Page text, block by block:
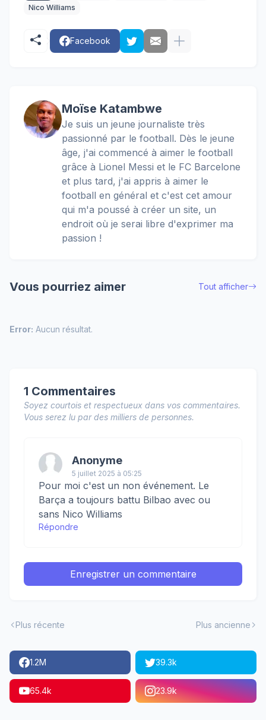
Nico Williams
Facebook
Moïse Katambwe
Je suis un jeune journaliste très
passionné par le football. Dès le jeune
âge, j'ai commencé à aimer le football
grâce à Lionel Messi et le FC Barcelone
et plus tard, j'ai appris à aimer le
football en général et c'est cet amour
qui m'a poussé à créer un site, un
endroit où je serai libre d'exprimer ma
passion !
Vous pourriez aimer Tout afficher
Error: Aucun résultat.
1 Commentaires
Soyez courtois et respectueux dans vos commentaires.
Vous serez lu par des milliers de personnes.
Anonyme
5 juillet 2025 à 05:25
Pour moi c'est un non événement. Le
Barça a toujours battu Bilbao avec ou
sans Nico Williams
Répondre
Enregistrer un commentaire
Plus récente Plus ancienne
1.2M 39.3k
65.4k 23.9k